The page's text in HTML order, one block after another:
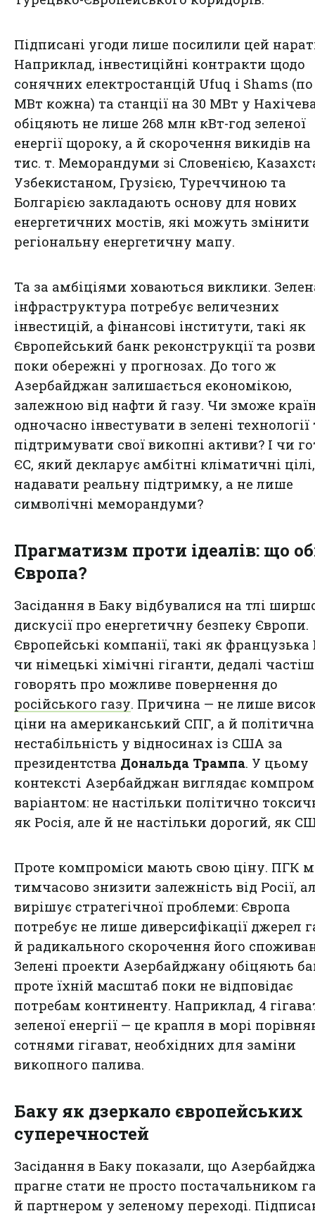
Підписані угоди лише посилили цей
Наприклад, інвестиційні контракти щодо
сонячних електростанцій Ufuq і Shams (по
МВт кожна) та станції на 30 МВт у
обіцяють не лише 268 млн кВт-год зеленої
енергії щороку, а й скорочення викидів на
тис. т. Меморандуми зі Словенією,
Узбекистаном, Грузією, Туреччиною та
Болгарією закладають основу для нових
енергетичних мостів, які можуть змінити
регіональну енергетичну мапу.
Та за амбіціями ховаються виклики.
інфраструктура потребує величезних
інвестицій, а фінансові інститути, такі як
Європейський банк реконструкції та
поки обережні у прогнозах. До того ж
Азербайджан залишається економікою,
залежною від нафти й газу. Чи зможе
одночасно інвестувати в зелені технології
підтримувати свої викопні активи? І чи
ЄС, який декларує амбітні кліматичні цілі,
надавати реальну підтримку, а не лише
символічні меморандуми?
Прагматизм проти ідеалів: що
Європа?
Засідання в Баку відбувалися на тлі
дискусії про енергетичну безпеку Європи.
Європейські компанії, такі як французька
чи німецькі хімічні гіганти, дедалі
говорять про можливе повернення до
російського газу. Причина — не лише
ціни на американський СПГ, а й політична
нестабільність у відносинах із США за
президентства Дональда Трампа. У цьому
контексті Азербайджан виглядає
варіантом: не настільки політично
як Росія, але й не настільки дорогий, як
Проте компроміси мають свою ціну. ПГК
тимчасово знизити залежність від Росії,
вирішує стратегічної проблеми: Європа
потребує не лише диверсифікації джерел
й радикального скорочення його
Зелені проекти Азербайджану обіцяють
проте їхній масштаб поки не відповідає
потребам континенту. Наприклад, 4
зеленої енергії — це крапля в морі
сотнями гігават, необхідних для заміни
викопного палива.
Баку як дзеркало європейських
суперечностей
Засідання в Баку показали, що
прагне стати не просто постачальником
й партнером у зеленому переході.